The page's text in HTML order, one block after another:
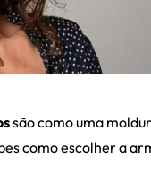
são como uma
como escolher a